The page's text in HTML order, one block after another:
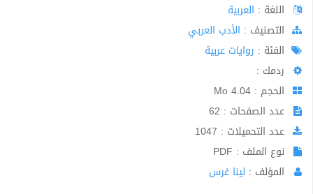
اللغة : العربية
اﻟﺘﺼﻨﻴﻒ : الأدب العربي
الفئة : روايات عربية
ردمك :
الحجم : 4.04 Mo
عدد الصفحات : 62
عدد التحميلات : 1047
نوع الملف : PDF
المؤلف : لينا غرس